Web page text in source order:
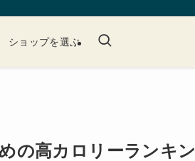
ショップを選ぶ
の高カロリーランキン